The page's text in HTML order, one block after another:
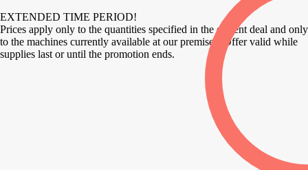
EXTENDED TIME PERIOD!
Prices apply only to the quantities specified in the current deal and only
to the machines currently available at our premises. Offer valid while
supplies last or until the promotion ends.